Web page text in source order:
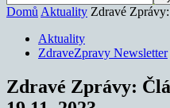
Domů Aktuality Zdravé
Aktuality
ZdraveZpravy Newsletter
Zdravé Zprávy: